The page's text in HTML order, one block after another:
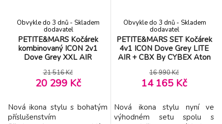
PETITE&MARS Kočárek
kombinovaný ICON 2v1
Dove Grey XXL AIR
Obvykle do 3 dnů - Skladem
dodavatel
21 516 Kč
20 299 Kč
Nová ikona stylu s bohatým
příslušenstvím
PETITE&MARS SET Kočárek
4v1 ICON Dove Grey LITE
AIR + CBX By CYBEX Aton
Obvykle do 3 dnů - Skladem
dodavatel
16 990 Kč
14 165 Kč
Nová ikona stylu nyní ve
výhodném setu spolu s